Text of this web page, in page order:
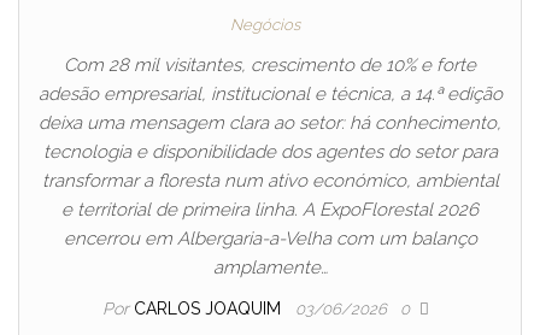
Negócios
Com 28 mil visitantes, crescimento de 10% e forte
adesão empresarial, institucional e técnica, a 14.ª edição
deixa uma mensagem clara ao setor: há conhecimento,
tecnologia e disponibilidade dos agentes do setor para
transformar a floresta num ativo económico, ambiental
e territorial de primeira linha. A ExpoFlorestal 2026
encerrou em Albergaria-a-Velha com um balanço
amplamente…
Por CARLOS JOAQUIM 03/06/2026 0